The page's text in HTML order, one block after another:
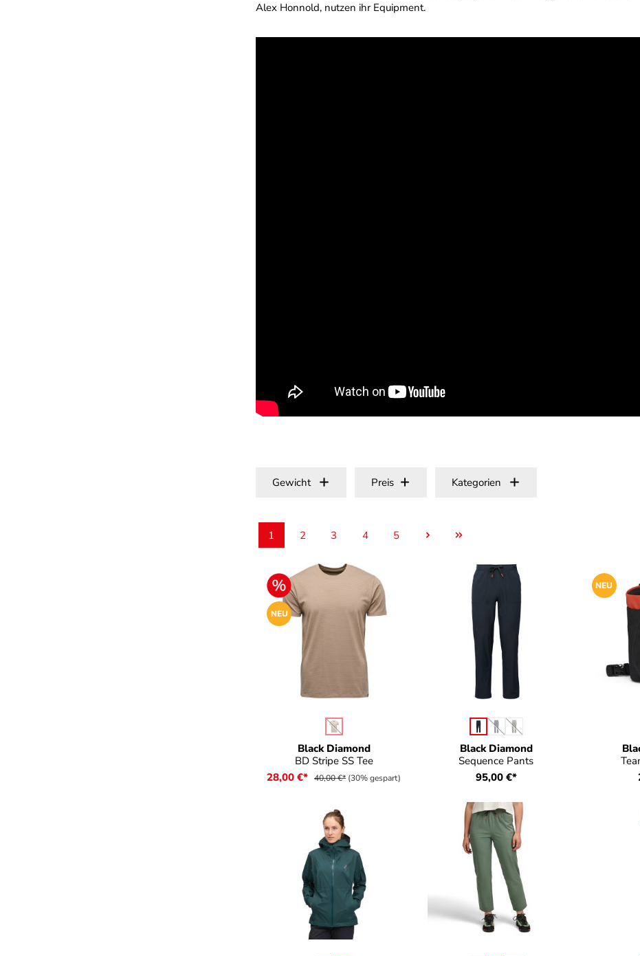
Alex Honnold, nutzen ihr Equipment.
Gewicht Preis Kategorien
Seite
1 Seite
2 Seite
3 Seite
4 Seite
5
NEU
Black Diamond
BD Stripe SS Tee
auswählen
(Diese Option ist zurzeit nicht verfügbar.)
28,00 €* 40,00 €* (30% gespart)
Black Diamond
Sequence Pants
Farbeauswählen
(Diese Option ist zurzeit nicht
(Diese Option ist zurzeit nicht
95,00 €*
NEU